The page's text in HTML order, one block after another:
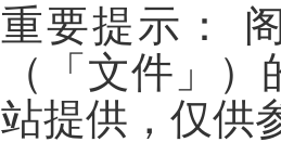
重要提示：
（「 文件 」
站提供，仅供